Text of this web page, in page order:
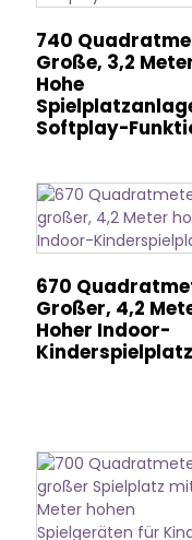
740
Große, 3,2
Hohe
Softplay-
670
Großer, 4,2
Hoher Indoor-
Kinderspielplatz